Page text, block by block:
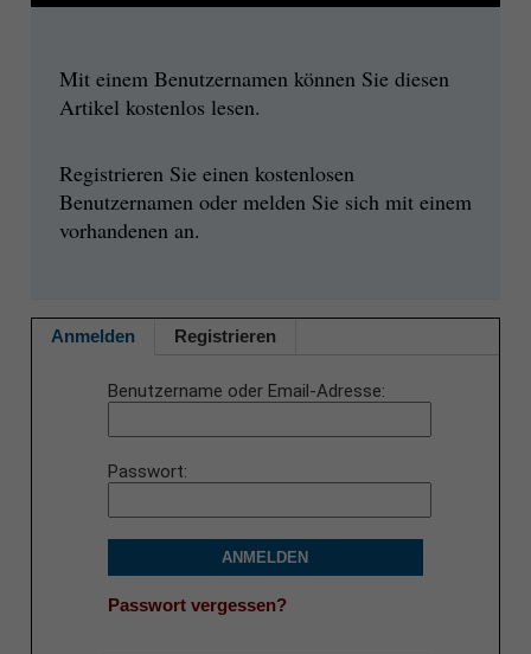
Mit einem Benutzernamen können Sie diesen
Artikel kostenlos lesen.
Registrieren Sie einen kostenlosen
Benutzernamen oder melden Sie sich mit einem
vorhandenen an.
Anmelden Registrieren
Benutzername oder Email-Adresse
Passwort
ANMELDEN
Passwort vergessen?